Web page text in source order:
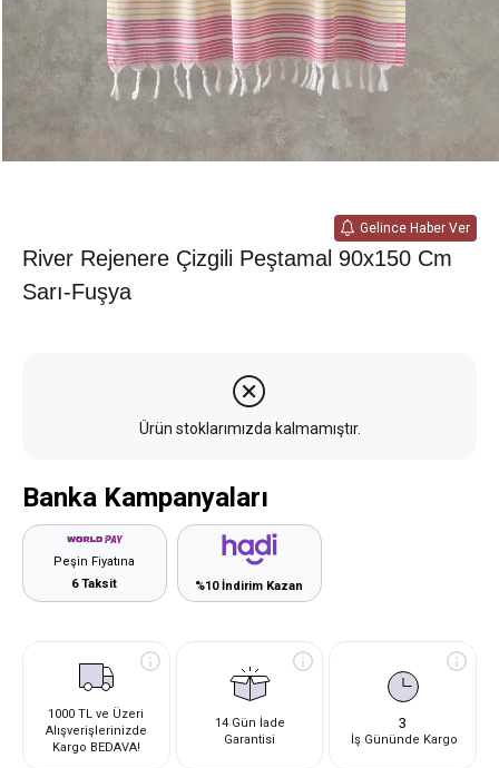
Gelince Haber Ver
River Rejenere Çizgili Peştamal 90x150 Cm
Sarı-Fuşya
Ürün stoklarımızda kalmamıştır.
Banka Kampanyaları
Peşin Fiyatına
6 Taksit
%10 İndirim Kazan
1000 TL ve Üzeri
Alışverişlerinizde
Kargo BEDAVA!
14 Gün İade
Garantisi
3
İş Gününde Kargo